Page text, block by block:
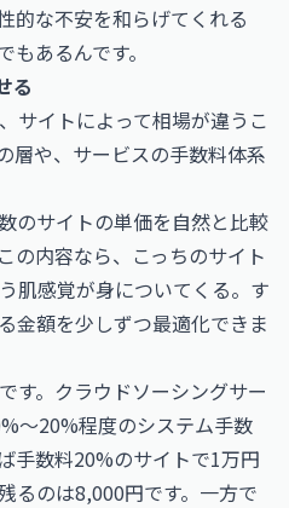
的な不安を和らげてくれる
もあるんです。
る
サイトによって相場が違うこ
層や、サービスの手数料体系
のサイトの単価を自然と比較
の内容なら、こっちのサイト
肌感覚が身についてくる。す
金額を少しずつ最適化できま
す。クラウドソーシングサー
〜20%程度のシステム手数
手数料20%のサイトで1万円
るのは8,000円です。一方で